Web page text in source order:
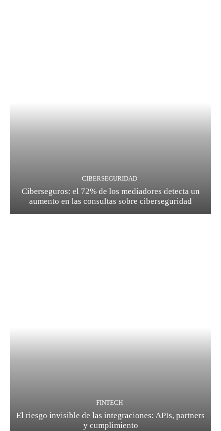
CIBERSEGURIDAD
Ciberseguros: el 72% de los mediadores detecta un
aumento en las consultas sobre ciberseguridad
FINTECH
El riesgo invisible de las integraciones: APIs, partners
y cumplimiento